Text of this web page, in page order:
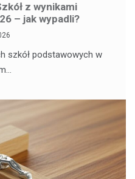
z wynikami
– jak wypadli?
szkół podstawowych w